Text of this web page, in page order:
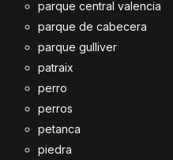
parque central valencia
parque de cabecera
parque gulliver
patraix
perro
perros
petanca
piedra